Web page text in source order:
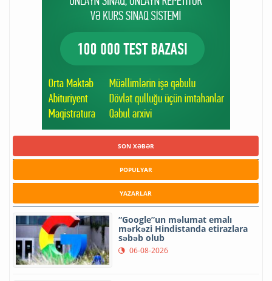
SON XƏBƏR
POPULYAR
YAZARLAR
“Google”un məlumat emalı
mərkəzi Hindistanda etirazlara
səbəb olub
06-08-2026